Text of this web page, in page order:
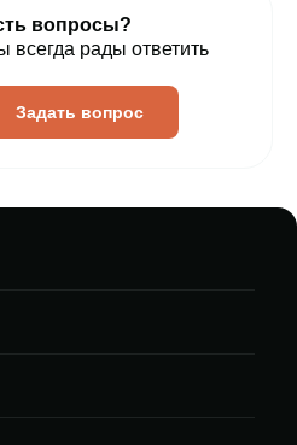
вопросы?
всегда рады ответить
Задать вопрос